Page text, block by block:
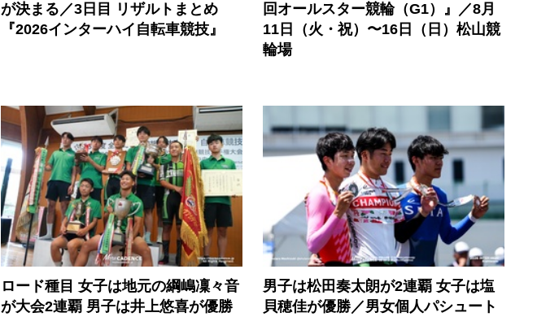
が決まる／3日目 リザルトまとめ
『2026インターハイ自転車競技』
回オールスター競輪（G1）』／8月
11日（火・祝）〜16日（日）松山競
輪場
ロード種目 女子は地元の綱嶋凜々音
が大会2連覇 男子は井上悠喜が優勝
男子は松田奏太朗が2連覇 女子は塩
貝穂佳が優勝／男女個人パシュート